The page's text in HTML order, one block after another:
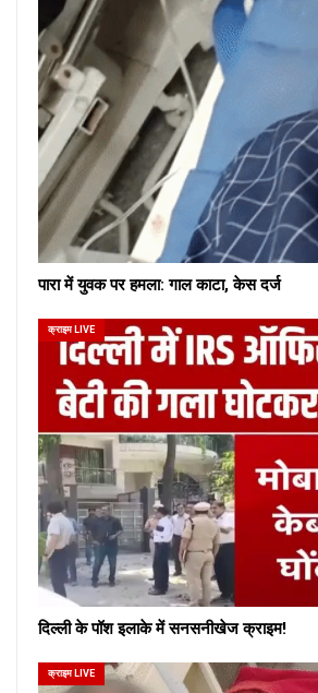
पारा में युवक पर हमला: गाल काटा, केस दर्ज
क्राइम LIVE
दिल्ली के पॉश इलाके में सनसनीखेज क्राइम!
क्राइम LIVE